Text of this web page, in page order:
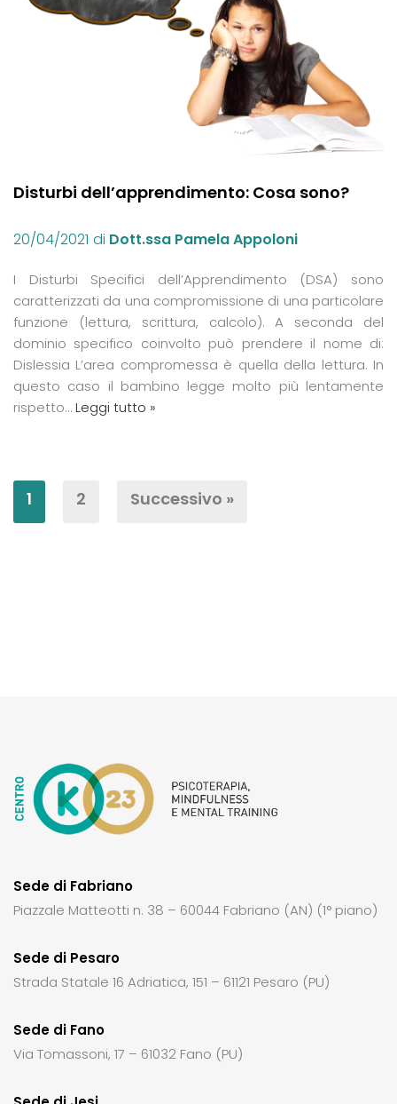
Disturbi dell’apprendimento: Cosa sono?
20/04/2021 di Dott.ssa Pamela Appoloni
I Disturbi Specifici dell’Apprendimento (DSA) sono
caratterizzati da una compromissione di una particolare
funzione (lettura, scrittura, calcolo). A seconda del
dominio specifico coinvolto può prendere il nome di:
Dislessia L’area compromessa è quella della lettura. In
questo caso il bambino legge molto più lentamente
rispetto…Leggi tutto »
1 2 Successivo »
Sede di Fabriano
Piazzale Matteotti n. 38 – 60044 Fabriano (AN) (1° piano)
Sede di Pesaro
Strada Statale 16 Adriatica, 151 – 61121 Pesaro (PU)
Sede di Fano
Via Tomassoni, 17 – 61032 Fano (PU)